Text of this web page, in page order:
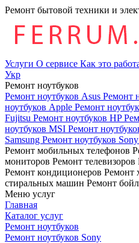
Ремонт бытовой техники и
Услуги О сервисе Как это
Укр
Ремонт ноутбуков
Ремонт ноутбуков Asus Ремонт
ноутбуков Apple Ремонт
Fujitsu Ремонт ноутбуков HP
ноутбуков MSI Ремонт
Samsung Ремонт ноутбуков Sony
Ремонт мобильных телефонов
мониторов Ремонт телевизоров
Ремонт кондиционеров Ремонт
стиральных машин Ремонт
Меню услуг
Главная
Каталог услуг
Ремонт ноутбуков
Ремонт ноутбуков Sony